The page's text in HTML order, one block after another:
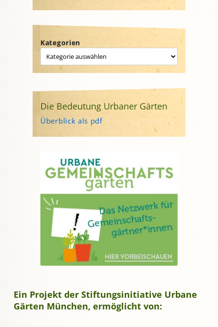
Kategorien
Die Bedeutung Urbaner Gärten
Überblick als pdf
Ein Projekt der Stiftungsinitiative Urbane
Gärten München, ermöglicht von: